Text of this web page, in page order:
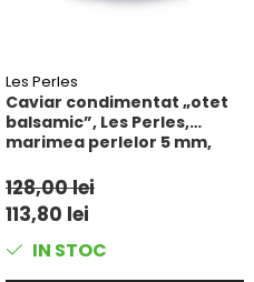
Les Perles
Caviar condimentat „otet
balsamic”, Les Perles,
marimea perlelor 5 mm,
128,00 lei
113,80 lei
IN STOC